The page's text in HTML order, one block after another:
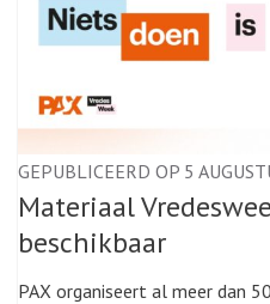
GEPUBLICEERD OP 5
Materiaal
beschikbaar
PAX organiseert al meer dan